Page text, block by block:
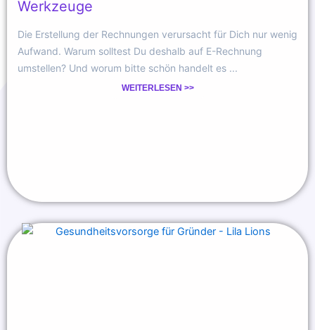
Werkzeuge
Die Erstellung der Rechnungen verursacht für Dich nur wenig
Aufwand. Warum solltest Du deshalb auf E-Rechnung
umstellen? Und worum bitte schön handelt es ...
WEITERLESEN >>